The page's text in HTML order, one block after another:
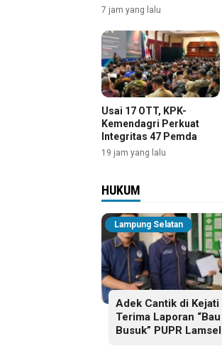
7 jam yang lalu
Usai 17 OTT, KPK-
Kemendagri Perkuat
Integritas 47 Pemda
19 jam yang lalu
HUKUM
Lampung Selatan
Adek Cantik di Kejati
Terima Laporan “Bau
Busuk” PUPR Lamsel